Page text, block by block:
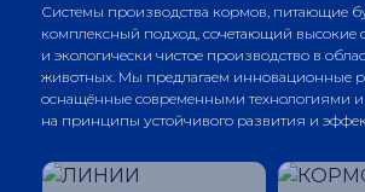
Системы производства кормов, питающие
комплексный подход, сочетающий высокие
и экологически чистое производство в
животных. Мы предлагаем инновационные
оснащённые современными технологиями
на принципы устойчивого развития и